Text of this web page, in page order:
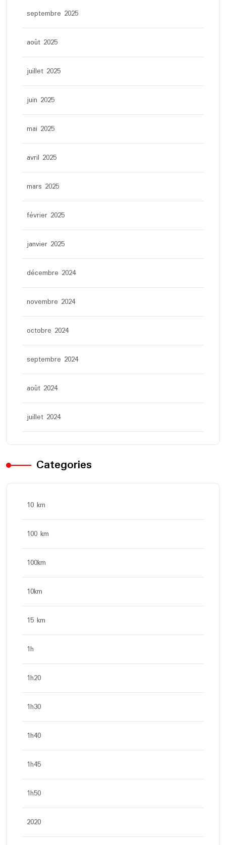
septembre 2025
août 2025
juillet 2025
juin 2025
mai 2025
avril 2025
mars 2025
février 2025
janvier 2025
décembre 2024
novembre 2024
octobre 2024
septembre 2024
août 2024
juillet 2024
Categories
10 km
100 km
100km
10km
15 km
1h
1h20
1h30
1h40
1h45
1h50
2020